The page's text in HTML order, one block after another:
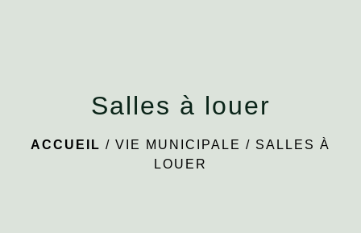
Salles à louer
ACCUEIL / VIE MUNICIPALE / SALLES À
LOUER